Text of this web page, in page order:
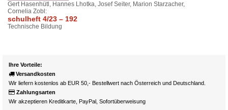
Gert Hasenhütl, Hannes Lhotka, Josef Seiter, Marion Starzacher,
Cornelia Zobl:
schulheft 4/23 – 192
Technische Bildung
Ihre Vorteile:
Versandkosten
Wir liefern kostenlos ab EUR 50,- Bestellwert nach Österreich und Deutschland.
Zahlungsarten
Wir akzeptieren Kreditkarte, PayPal, Sofortüberweisung